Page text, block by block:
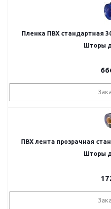
Пленка ПВХ стандартная
Шторы
ПВХ лента прозрачная
Шторы